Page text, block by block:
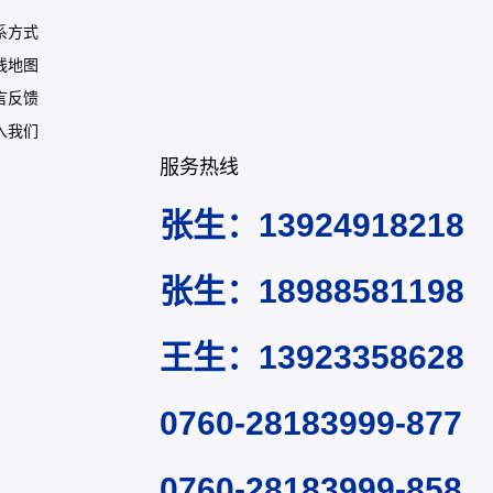
方式
地图
反馈
我们
服务热线
张生：13924918218
张生：18988581198
王生：13923358628
0760-28183999-877